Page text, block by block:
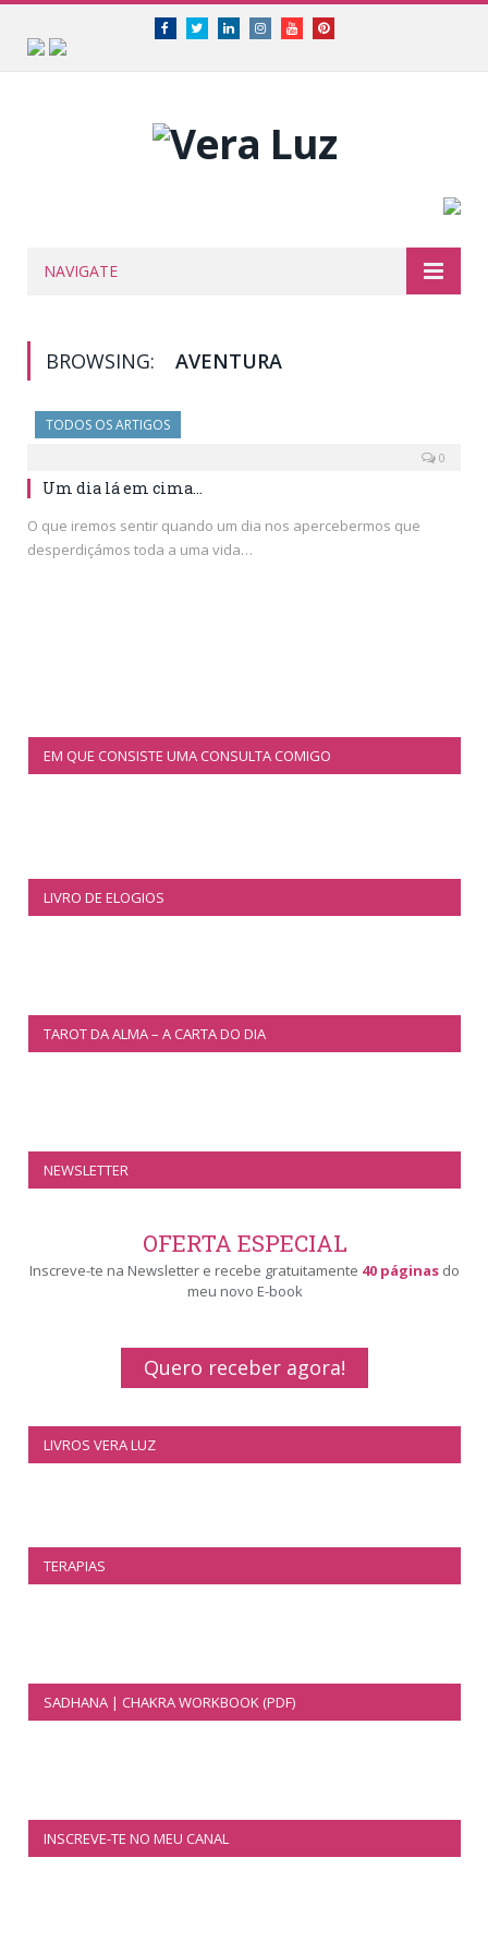
FacebookTwitterLinkedinInstagramYoutubePinterest
NAVIGATE
BROWSING: AVENTURA
TODOS OS ARTIGOS
0
Um dia lá em cima…
O que iremos sentir quando um dia nos apercebermos que
desperdiçámos toda a uma vida…
EM QUE CONSISTE UMA CONSULTA COMIGO
LIVRO DE ELOGIOS
TAROT DA ALMA – A CARTA DO DIA
NEWSLETTER
OFERTA ESPECIAL
Inscreve-te na Newsletter e recebe gratuitamente 40 páginas do
meu novo E-book
Quero receber agora!
LIVROS VERA LUZ
TERAPIAS
SADHANA | CHAKRA WORKBOOK (PDF)
INSCREVE-TE NO MEU CANAL